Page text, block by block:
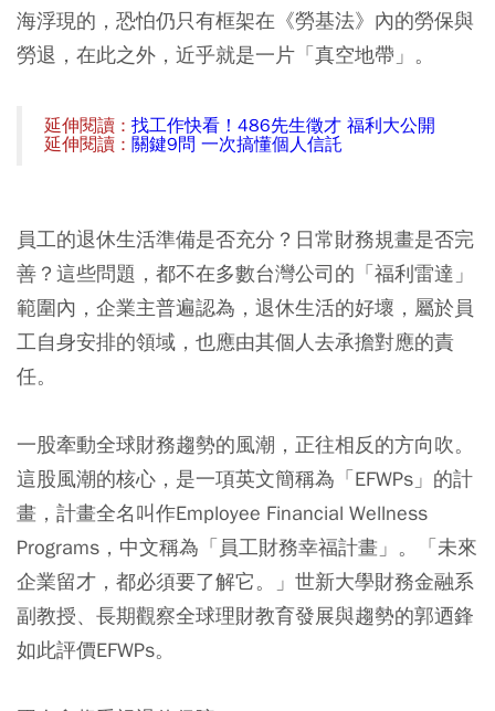
海浮現的，恐怕仍只有框架在《勞基法》內的勞保與
勞退，在此之外，近乎就是一片「真空地帶」。
延伸閱讀 : 找工作快看！486先生徵才 福利大公開
延伸閱讀 : 關鍵9問 一次搞懂個人信託
員工的退休生活準備是否充分？日常財務規畫是否完
善？這些問題，都不在多數台灣公司的「福利雷達」
範圍內，企業主普遍認為，退休生活的好壞，屬於員
工自身安排的領域，也應由其個人去承擔對應的責
任。
一股牽動全球財務趨勢的風潮，正往相反的方向吹。
這股風潮的核心，是一項英文簡稱為「EFWPs」的計
畫，計畫全名叫作Employee Financial Wellness
Programs，中文稱為「員工財務幸福計畫」。「未來
企業留才，都必須要了解它。」世新大學財務金融系
副教授、長期觀察全球理財教育發展與趨勢的郭迺鋒
如此評價EFWPs。